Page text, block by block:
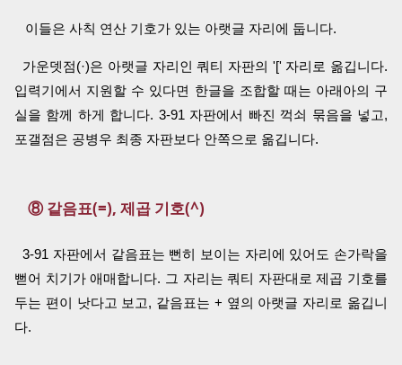
이들은 사칙 연산 기호가 있는 아랫글 자리에 둡니다.
가운뎃점(·)은 아랫글 자리인 쿼티 자판의 '[' 자리로 옮깁니다.
입력기에서 지원할 수 있다면 한글을 조합할 때는 아래아의 구
실을 함께 하게 합니다. 3-91 자판에서 빠진 꺽쇠 묶음을 넣고,
포갤점은 공병우 최종 자판보다 안쪽으로 옮깁니다.
⑧ 같음표(=), 제곱 기호(^)
3-91 자판에서 같음표는 뻔히 보이는 자리에 있어도 손가락을
뻗어 치기가 애매합니다. 그 자리는 쿼티 자판대로 제곱 기호를
두는 편이 낫다고 보고, 같음표는 + 옆의 아랫글 자리로 옮깁니
다.